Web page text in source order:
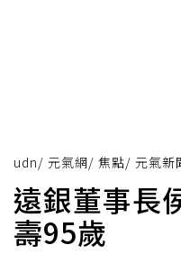
udn/ 元氣網/ 焦點/ 元氣新
遠銀董事長
壽95歲